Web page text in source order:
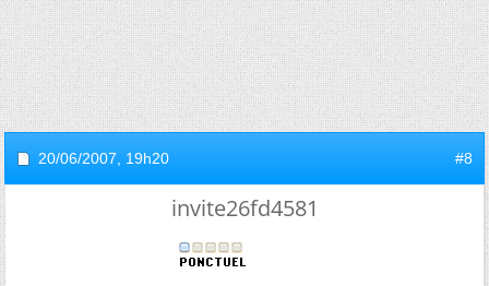
20/06/2007, 19h20 #8
invite26fd4581